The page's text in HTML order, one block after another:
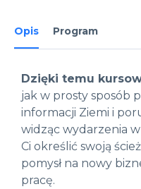
Opis Program
Dzięki temu
jak w prosty sposób
informacji Ziemi i
widząc wydarzenia
Ci określić swoją
pomysł na nowy
pracę.